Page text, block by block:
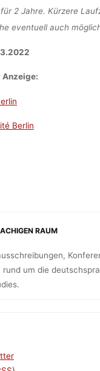
2 Jahre. Kür­zere
eventuell auch
Anzeige:
Berlin
RAUM
um die